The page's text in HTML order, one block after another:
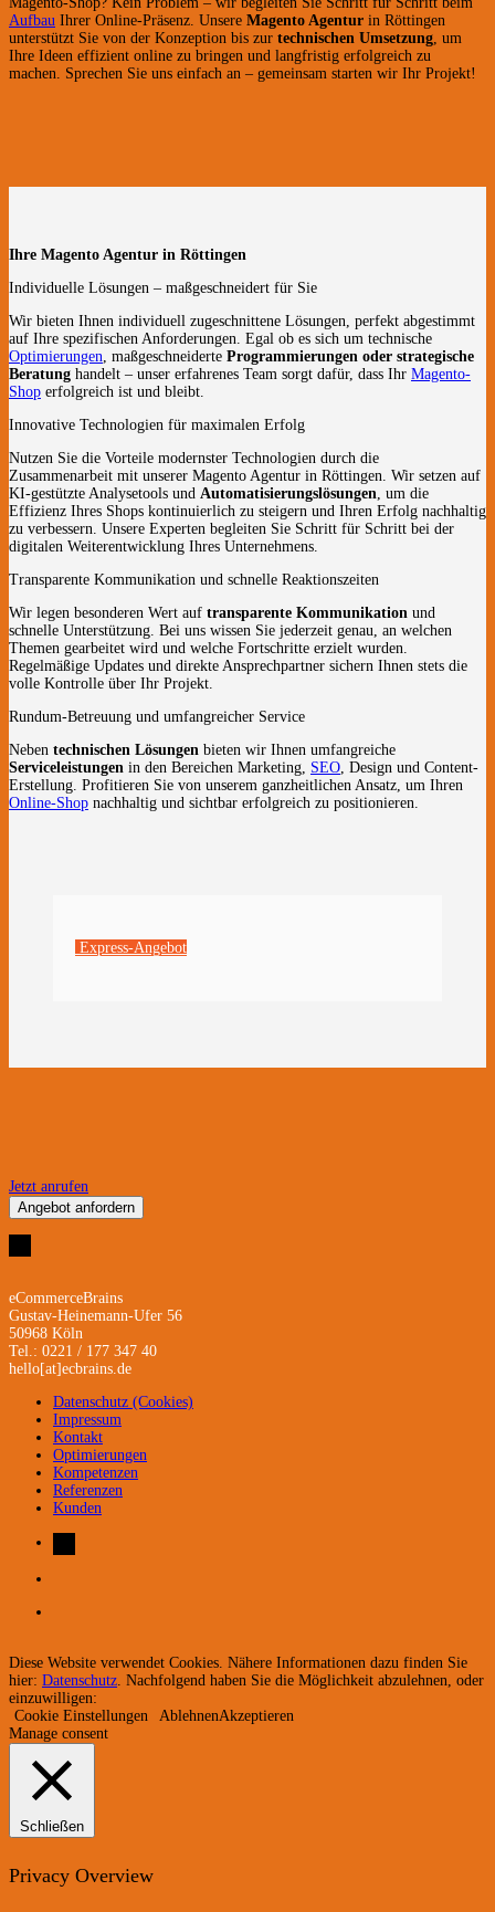
Aufbau Ihrer Online-Präsenz. Unsere Magento Agentur in Röttingen
unterstützt Sie von der Konzeption bis zur technischen Umsetzung , um
Ihre Ideen effizient online zu bringen und langfristig erfolgreich zu
machen. Sprechen Sie uns einfach an – gemeinsam starten wir Ihr Projekt!
Ihre Magento Agentur in Röttingen
Individuelle Lösungen – maßgeschneidert für Sie
Wir bieten Ihnen individuell zugeschnittene Lösungen, perfekt abgestimmt
auf Ihre spezifischen Anforderungen. Egal ob es sich um technische
Optimierungen , maßgeschneiderte Programmierungen oder strategische
Beratung handelt – unser erfahrenes Team sorgt dafür, dass Ihr Magento-
Shop erfolgreich ist und bleibt.
Innovative Technologien für maximalen Erfolg
Nutzen Sie die Vorteile modernster Technologien durch die
Zusammenarbeit mit unserer Magento Agentur in Röttingen. Wir setzen auf
KI-gestützte Analysetools und Automatisierungslösungen , um die
Effizienz Ihres Shops kontinuierlich zu steigern und Ihren Erfolg nachhaltig
zu verbessern. Unsere Experten begleiten Sie Schritt für Schritt bei der
digitalen Weiterentwicklung Ihres Unternehmens.
Transparente Kommunikation und schnelle Reaktionszeiten
Wir legen besonderen Wert auf transparente Kommunikation und
schnelle Unterstützung. Bei uns wissen Sie jederzeit genau, an welchen
Themen gearbeitet wird und welche Fortschritte erzielt wurden.
Regelmäßige Updates und direkte Ansprechpartner sichern Ihnen stets die
volle Kontrolle über Ihr Projekt.
Rundum-Betreuung und umfangreicher Service
Neben technischen Lösungen bieten wir Ihnen umfangreiche
Serviceleistungen in den Bereichen Marketing, SEO , Design und Content-
Erstellung. Profitieren Sie von unserem ganzheitlichen Ansatz, um Ihren
Online-Shop nachhaltig und sichtbar erfolgreich zu positionieren.
Express-Angebot
Jetzt anrufen
Angebot anfordern
eCommerceBrains
Gustav-Heinemann-Ufer 56
50968 Köln
Tel.: 0221 / 177 347 40
hello[at]ecbrains.de
Datenschutz (Cookies)
Impressum
Kontakt
Optimierungen
Kompetenzen
Referenzen
Kunden
Diese Website verwendet Cookies. Nähere Informationen dazu finden Sie
hier: Datenschutz . Nachfolgend haben Sie die Möglichkeit abzulehnen, oder
einzuwilligen:
Cookie Einstellungen
AblehnenAkzeptieren
Manage consent
Schließen
Privacy Overview